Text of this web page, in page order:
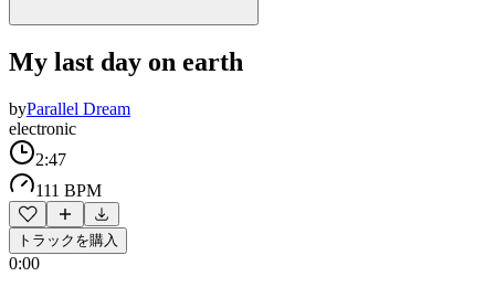
My last day on earth
byParallel Dream
electronic
2:47
111 BPM
トラックを購入
0:00